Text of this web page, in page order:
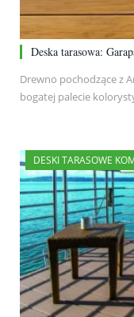
Deska tarasowa:
Drewno pochodzące z
bogatej palecie
DESKI TARASOWE